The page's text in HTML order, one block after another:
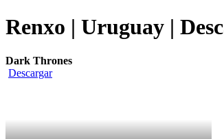
Renxo | Uruguay |
Dark Thrones
Descargar